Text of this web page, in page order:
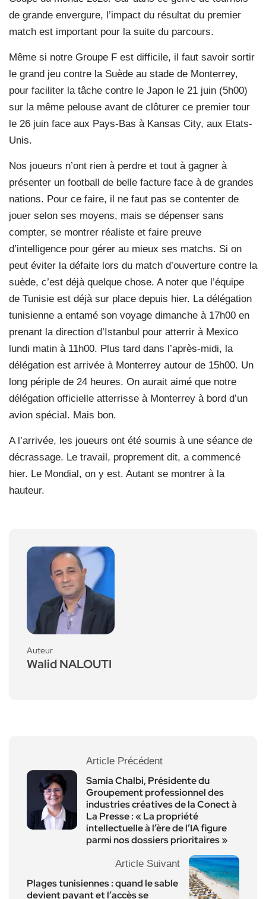
de grande envergure, l’impact du résultat du premier
match est important pour la suite du parcours.
Même si notre Groupe F est difficile, il faut savoir sortir
le grand jeu contre la Suède au stade de Monterrey,
pour faciliter la tâche contre le Japon le 21 juin (5h00)
sur la même pelouse avant de clôturer ce premier tour
le 26 juin face aux Pays-Bas à Kansas City, aux Etats-
Unis.
Nos joueurs n’ont rien à perdre et tout à gagner à
présenter un football de belle facture face à de grandes
nations. Pour ce faire, il ne faut pas se contenter de
jouer selon ses moyens, mais se dépenser sans
compter, se montrer réaliste et faire preuve
d’intelligence pour gérer au mieux ses matchs. Si on
peut éviter la défaite lors du match d’ouverture contre la
suède, c’est déjà quelque chose. A noter que l’équipe
de Tunisie est déjà sur place depuis hier. La délégation
tunisienne a entamé son voyage dimanche à 17h00 en
prenant la direction d’Istanbul pour atterrir à Mexico
lundi matin à 11h00. Plus tard dans l’après-midi, la
délégation est arrivée à Monterrey autour de 15h00. Un
long périple de 24 heures. On aurait aimé que notre
délégation officielle atterrisse à Monterrey à bord d’un
avion spécial. Mais bon.
A l’arrivée, les joueurs ont été soumis à une séance de
décrassage. Le travail, proprement dit, a commencé
hier. Le Mondial, on y est. Autant se montrer à la
hauteur.
Auteur
Walid NALOUTI
Article Précédent
Samia Chalbi, Présidente du
Groupement professionnel des
industries créatives de la Conect à
La Presse : « La propriété
intellectuelle à l’ère de l’IA figure
parmi nos dossiers prioritaires »
Article Suivant
Plages tunisiennes : quand le sable
devient payant et l’accès se